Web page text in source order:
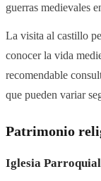
guerras medievales
La visita al castillo
conocer la vida
recomendable
que pueden variar
Patrimonio
Iglesia Parroquial